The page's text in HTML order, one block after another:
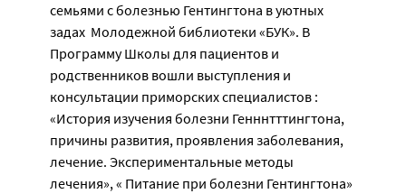
семьями с болезнью Гентингтона в уютных
задах Молодежной библиотеки «БУК». В
Программу Школы для пациентов и
родственников вошли выступления и
консультации приморских специалистов :
«История изучения болезни Генннтттингтона,
причины развития, проявления заболевания,
лечение. Экспериментальные методы
лечения», « Питание при болезни Гентингтона»